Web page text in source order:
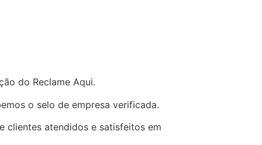
do Reclame Aqui.
o selo de empresa verificada.
clientes atendidos e satisfeitos em